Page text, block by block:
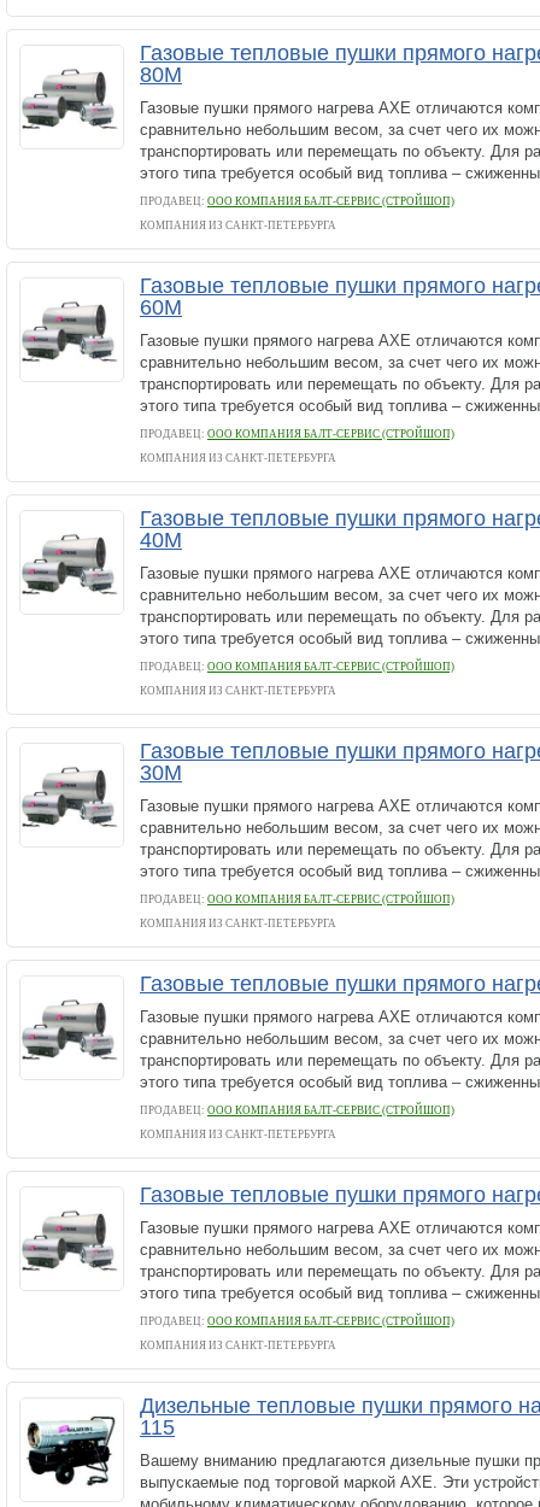
Газовые тепловые пушки прямого
80M
Газовые пушки прямого нагрева AXE отличаются
сравнительно небольшим весом, за счет чего их
транспортировать или перемещать по объекту. Для
этого типа требуется особый вид топлива –
ПРОДАВЕЦ: ООО КОМПАНИЯ БАЛТ-СЕРВИС (СТРОЙШОП)
КОМПАНИЯ ИЗ САНКТ-ПЕТЕРБУРГА
Газовые тепловые пушки прямого
60M
Газовые пушки прямого нагрева AXE отличаются
сравнительно небольшим весом, за счет чего их
транспортировать или перемещать по объекту. Для
этого типа требуется особый вид топлива –
ПРОДАВЕЦ: ООО КОМПАНИЯ БАЛТ-СЕРВИС (СТРОЙШОП)
КОМПАНИЯ ИЗ САНКТ-ПЕТЕРБУРГА
Газовые тепловые пушки прямого
40M
Газовые пушки прямого нагрева AXE отличаются
сравнительно небольшим весом, за счет чего их
транспортировать или перемещать по объекту. Для
этого типа требуется особый вид топлива –
ПРОДАВЕЦ: ООО КОМПАНИЯ БАЛТ-СЕРВИС (СТРОЙШОП)
КОМПАНИЯ ИЗ САНКТ-ПЕТЕРБУРГА
Газовые тепловые пушки прямого
30M
Газовые пушки прямого нагрева AXE отличаются
сравнительно небольшим весом, за счет чего их
транспортировать или перемещать по объекту. Для
этого типа требуется особый вид топлива –
ПРОДАВЕЦ: ООО КОМПАНИЯ БАЛТ-СЕРВИС (СТРОЙШОП)
КОМПАНИЯ ИЗ САНКТ-ПЕТЕРБУРГА
Газовые тепловые пушки прямого
Газовые пушки прямого нагрева AXE отличаются
сравнительно небольшим весом, за счет чего их
транспортировать или перемещать по объекту. Для
этого типа требуется особый вид топлива –
ПРОДАВЕЦ: ООО КОМПАНИЯ БАЛТ-СЕРВИС (СТРОЙШОП)
КОМПАНИЯ ИЗ САНКТ-ПЕТЕРБУРГА
Газовые тепловые пушки прямого
Газовые пушки прямого нагрева AXE отличаются
сравнительно небольшим весом, за счет чего их
транспортировать или перемещать по объекту. Для
этого типа требуется особый вид топлива –
ПРОДАВЕЦ: ООО КОМПАНИЯ БАЛТ-СЕРВИС (СТРОЙШОП)
КОМПАНИЯ ИЗ САНКТ-ПЕТЕРБУРГА
Дизельные тепловые пушки прямого
115
Вашему вниманию предлагаются дизельные пушки
выпускаемые под торговой маркой AXE. Эти